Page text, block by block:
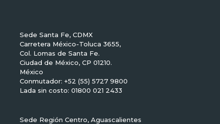
Sede Santa Fe, CDMX
Carretera México-Toluca 3655,
Col. Lomas de Santa Fe.
Ciudad de México, CP 01210.
México
Conmutador: +52 (55) 5727 9800
Lada sin costo: 01800 021 2433
Sede Región Centro, Aguascalientes